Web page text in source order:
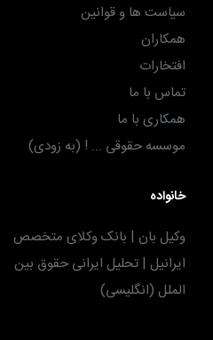
سیاست ها و قوانین
همکاران
افتخارات
تماس با ما
همکاری با ما
موسسه حقوقی ... ! (به زودی)
خانواده
وکیل بان | بانک وکلای متخصص
ایرانیل | تحلیل ایرانی حقوق بین
الملل (انگلیسی)